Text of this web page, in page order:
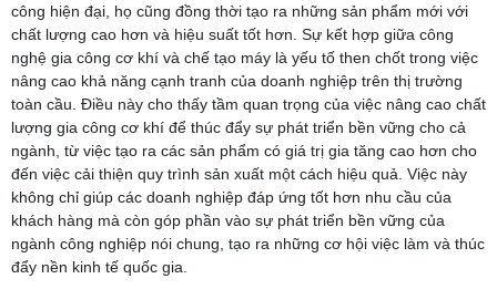
công hiện đại, họ cũng đồng thời tạo ra những sản phẩm mới với
chất lượng cao hơn và hiệu suất tốt hơn. Sự kết hợp giữa công
nghệ gia công cơ khí và chế tạo máy là yếu tố then chốt trong việc
nâng cao khả năng cạnh tranh của doanh nghiệp trên thị trường
toàn cầu. Điều này cho thấy tầm quan trọng của việc nâng cao chất
lượng gia công cơ khí để thúc đẩy sự phát triển bền vững cho cả
ngành, từ việc tạo ra các sản phẩm có giá trị gia tăng cao hơn cho
đến việc cải thiện quy trình sản xuất một cách hiệu quả. Việc này
không chỉ giúp các doanh nghiệp đáp ứng tốt hơn nhu cầu của
khách hàng mà còn góp phần vào sự phát triển bền vững của
ngành công nghiệp nói chung, tạo ra những cơ hội việc làm và thúc
đẩy nền kinh tế quốc gia.